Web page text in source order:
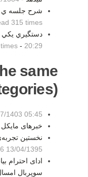
شرح جلسه ي
315 times
دستگيري يكي
20:29
-
same
1403 05:45
خبرهای
نخستین
13/04/1395 20:06
ادای احترام
سوپربال